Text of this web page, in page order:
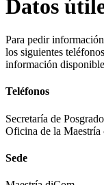
Datos
Para pedir
los siguientes
información
Teléfonos
Secretaría de
Oficina de la
Sede